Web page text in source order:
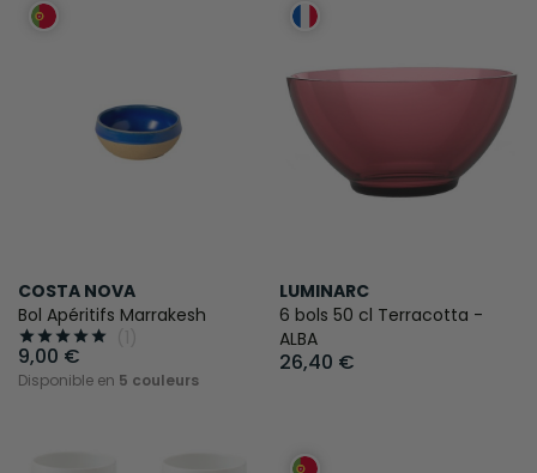
COSTA NOVA
Bol Apéritifs Marrakesh
    
9,00 €
Disponible en 5 couleurs
LUMINARC
6 bols 50 cl Terracotta -
ALBA
26,40 €